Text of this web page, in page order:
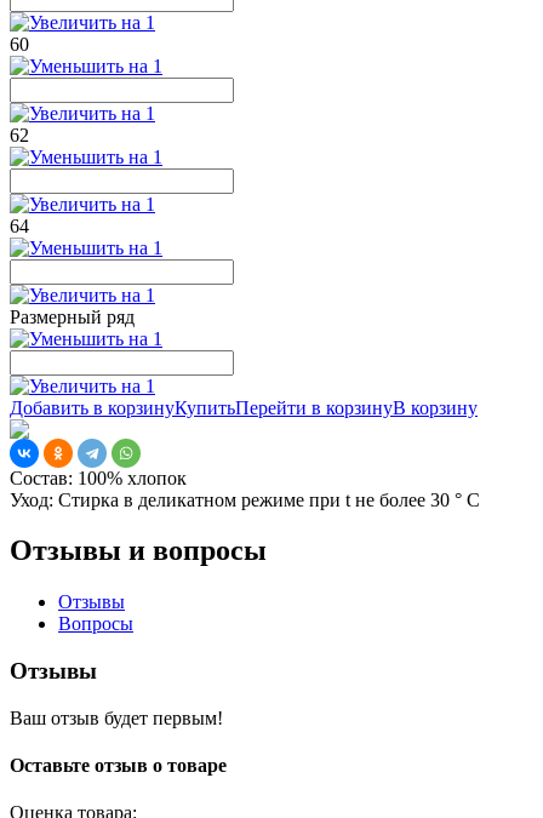
60
62
64
Размерный ряд
Добавить в корзинуКупитьПерейти в корзинуВ корзину
Состав: 100% хлопок
Уход: Стирка в деликатном режиме при t не более 30 ° С
Отзывы и вопросы
Отзывы
Вопросы
Отзывы
Ваш отзыв будет первым!
Оставьте отзыв о товаре
Оценка товара: